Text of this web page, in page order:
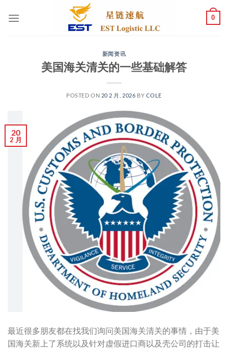
0
新闻资讯
美国海关清关的一些基础解答
POSTED ON 20 2 月, 2026 BY COLE
20
2 月
最近很多朋友都在找我们询问美国海关清关的事情，由于美
国海关新上了系统以及针对虚假进口商以及壳公司的打击让